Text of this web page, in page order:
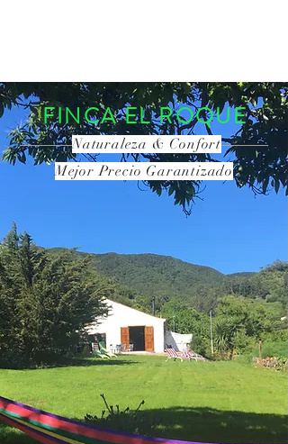
FINCA EL ROQUE
Naturaleza & Confort
Mejor Precio Garantizado